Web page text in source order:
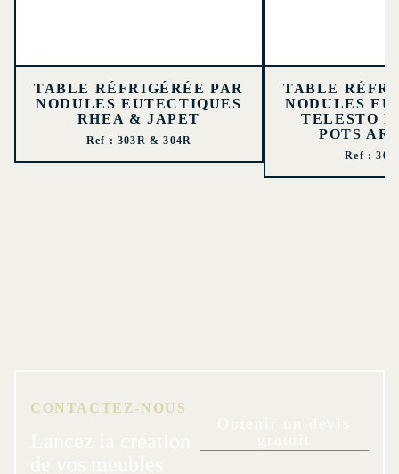
TABLE RÉFRIGÉRÉE PAR
NODULES EUTECTIQUES
RHEA & JAPET
Ref : 303R & 304R
TABLE
NODULES
TELESTO
POTS
Ref :
CONTACTEZ-NOUS